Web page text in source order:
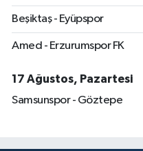
Beşiktaş - Eyüpspor
Amed - Erzurumspor FK
17 Ağustos, Pazartesi
Samsunspor - Göztepe